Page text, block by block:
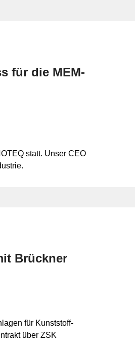
für die MEM-
statt. Unser CEO
Brückner
für Kunststoff-
über ZSK